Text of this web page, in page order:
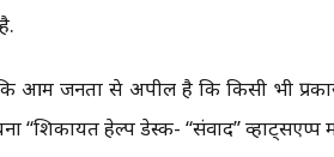
आम जनता से अपील है कि किसी भी
“शिकायत हेल्प डेस्क- “संवाद”